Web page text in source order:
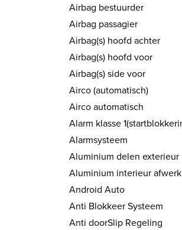
Airbag bestuurder
Airbag passagier
Airbag(s) hoofd achter
Airbag(s) hoofd voor
Airbag(s) side voor
Airco (automatisch)
Airco automatisch
Alarm klasse
Alarmsysteem
Aluminium delen exterieur
Aluminium interieur
Android Auto
Anti Blokkeer Systeem
Anti doorSlip Regeling